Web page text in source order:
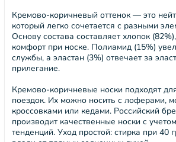
Кремово-коричневый оттенок — это
который легко сочетается с разными
Основу состава составляет хлопок
комфорт при носке. Полиамид (15%)
службы, а эластан (3%) отвечает за
прилегание.
Кремово-коричневые носки подходят
поездок. Их можно носить с лоферами,
кроссовками или кедами. Российский
производит качественные носки с
тенденций. Уход простой: стирка при 40